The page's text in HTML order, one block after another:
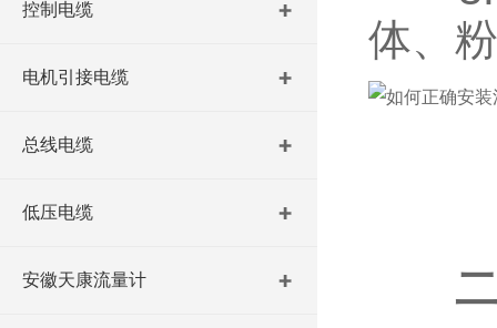
控制电缆
电机引接电缆
总线电缆
低压电缆
安徽天康流量计
体、